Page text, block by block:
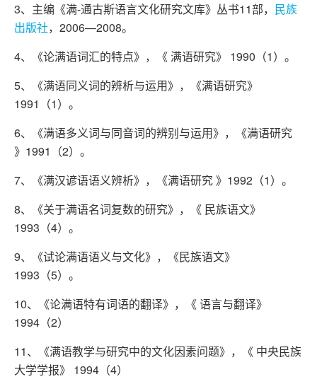
3、主编《满-通古斯语言文化研究文库》丛书11部， 民族
出版社，2006—2008。
4、《论满语词汇的特点》，《 满语研究》 1990（1）。
5、《满语同义词的辨析与运用》，《满语研究》
1991（1）。
6、《满语多义词与同音词的辨别与运用》，《满语研究
》1991（2）。
7、《满汉谚语语义辨析》，《满语研究 》1992（1）。
8、《关于满语名词复数的研究》，《 民族语文》
1993（4）。
9、《试论满语语义与文化》，《民族语文》
1993（5）。
10、《论满语特有词语的翻译》，《 语言与翻译》
1994（2）
11、《满语教学与研究中的文化因素问题》，《 中央民族
大学学报》 1994（4）